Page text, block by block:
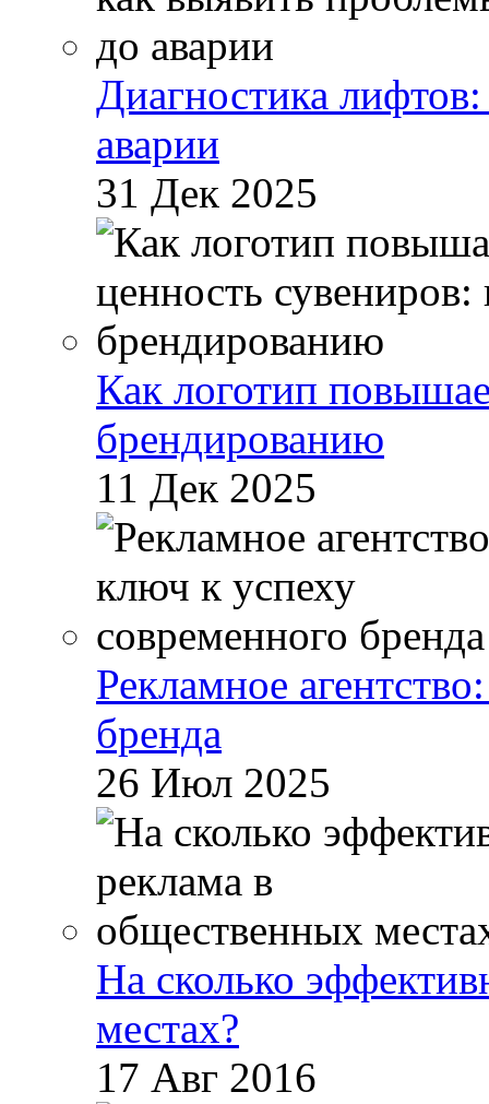
Диагностика
аварии
31 Дек 2025
Как логотип
брендированию
11 Дек 2025
Рекламное
бренда
26 Июл 2025
На сколько
местах?
17 Авг 2016